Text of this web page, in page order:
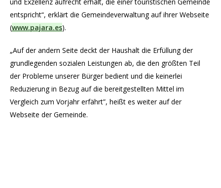
entspricht“, erklärt die Gemeindeverwaltung auf ihrer Webseite
(www.pajara.es).
„Auf der andern Seite deckt der Haushalt die Erfüllung der
grundlegenden sozialen Leistungen ab, die den größten Teil
der Probleme unserer Bürger bedient und die keinerlei
Reduzierung in Bezug auf die bereitgestellten Mittel im
Vergleich zum Vorjahr erfährt”, heißt es weiter auf der
Webseite der Gemeinde.